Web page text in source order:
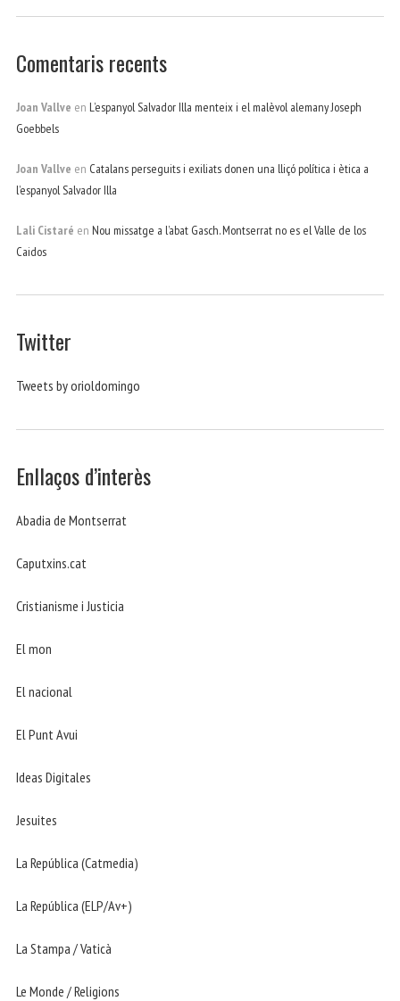
Comentaris recents
Joan Vallve en L’espanyol Salvador Illa menteix i el malèvol alemany Joseph
Goebbels
Joan Vallve en Catalans perseguits i exiliats donen una lliçó política i ètica a
l’espanyol Salvador Illa
Lali Cistaré en Nou missatge a l’abat Gasch. Montserrat no es el Valle de los
Caidos
Twitter
Tweets by orioldomingo
Enllaços d’interès
Abadia de Montserrat
Caputxins.cat
Cristianisme i Justicia
El mon
El nacional
El Punt Avui
Ideas Digitales
Jesuites
La República (Catmedia)
La República (ELP/Av+)
La Stampa / Vaticà
Le Monde / Religions